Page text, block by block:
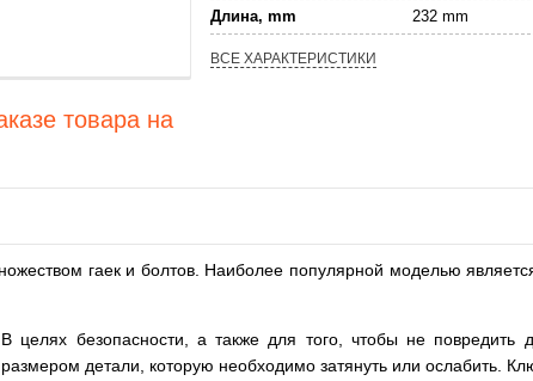
товара на
Длина, mm
232 mm
ВСЕ ХАРАКТЕРИСТИКИ
гаек и болтов. Наиболее популярной моделью
безопасности, а также для того, чтобы не повредить
детали, которую необходимо затянуть или ослабить.